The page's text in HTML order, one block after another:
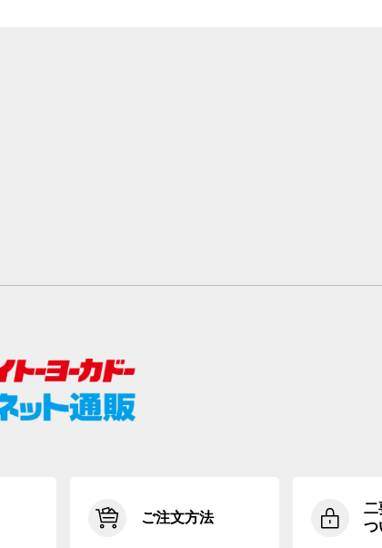
ご注文方法
二
つ